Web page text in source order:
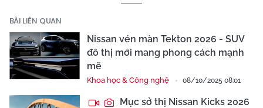
BÀI LIÊN QUAN
Nissan vén màn Tekton 2026 - SUV
đô thị mới mang phong cách mạnh
mẽ
Khoa học & Công nghệ 08/10/2025 08:01
Mục sở thị Nissan Kicks 2026